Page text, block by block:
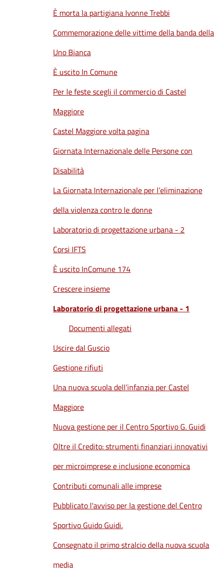
È morta la partigiana Ivonne Trebbi
Commemorazione delle vittime della banda della
Uno Bianca
È uscito In Comune
Per le feste scegli il commercio di Castel
Maggiore
Castel Maggiore volta pagina
Giornata Internazionale delle Persone con
Disabilità
La Giornata Internazionale per l’eliminazione
della violenza contro le donne
Laboratorio di progettazione urbana - 2
Corsi IFTS
È uscito InComune 174
Crescere insieme
Laboratorio di progettazione urbana - 1
Documenti allegati
Uscire dal Guscio
Gestione rifiuti
Una nuova scuola dell’infanzia per Castel
Maggiore
Nuova gestione per il Centro Sportivo G. Guidi
Oltre il Credito: strumenti finanziari innovativi
per microimprese e inclusione economica
Contributi comunali alle imprese
Pubblicato l'avviso per la gestione del Centro
Sportivo Guido Guidi.
Consegnato il primo stralcio della nuova scuola
media